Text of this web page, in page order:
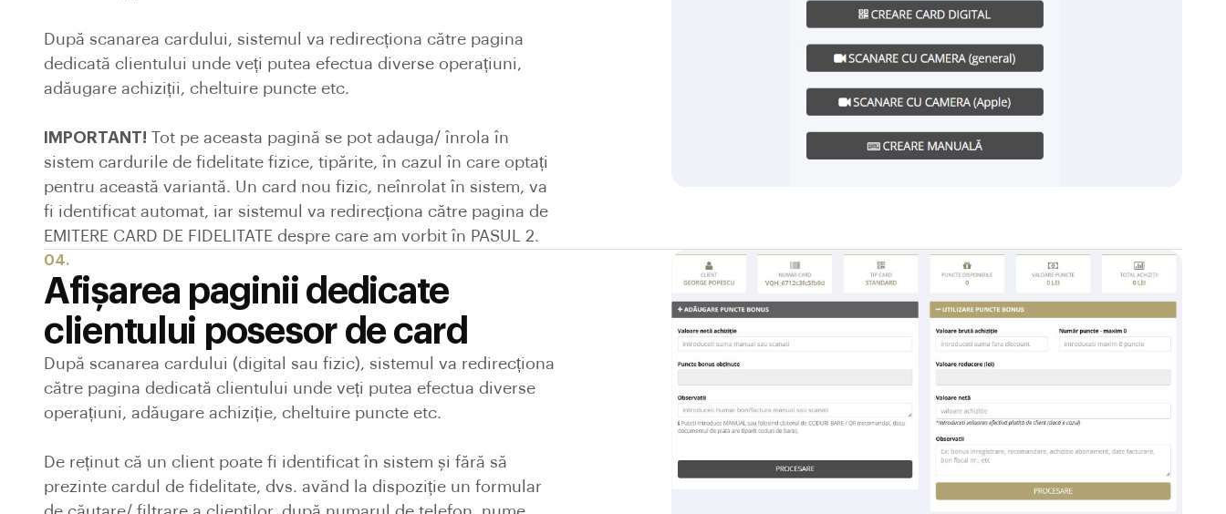
După scanarea cardului, sistemul va redirecționa către pagina
dedicată clientului unde veți putea efectua diverse operațiuni,
adăugare achiziții, cheltuire puncte etc.
IMPORTANT! Tot pe aceasta pagină se pot adauga/ înrola în
sistem cardurile de fidelitate fizice, tipărite, în cazul în care optați
pentru această variantă. Un card nou fizic, neînrolat în sistem, va
fi identificat automat, iar sistemul va redirecționa către pagina de
EMITERE CARD DE FIDELITATE despre care am vorbit în PASUL 2.
04.
Afișarea paginii dedicate
clientului posesor de card
După scanarea cardului (digital sau fizic), sistemul va redirecționa
către pagina dedicată clientului unde veți putea efectua diverse
operațiuni, adăugare achiziție, cheltuire puncte etc.
De reținut că un client poate fi identificat în sistem și fără să
prezinte cardul de fidelitate, dvs. avănd la dispoziție un formular